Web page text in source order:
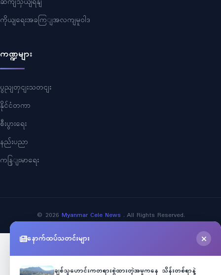
ကိုယျရေးအခကြျအလကျမူဝါဒ
ကဏ္ဍများ
ပွညျတှငျးသတငျး
နိုင်ငံတကာ
စီးပွားရေး
နည်းပညာ
ကနြျးမာရေး
© 2026 Myanmar Cele News . All Rights Reserved.
နောက်ထပ်သတင်းများ
ချစ်သူဟောင်းကတရားစွဲထားတဲ့အမှုကနေ သိန်းတစ်ရာနဲ့